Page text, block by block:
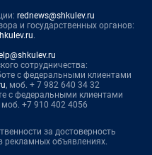
rednews@shkulev.ru
и государственных органов:
.
сотрудничества:
с федеральными клиентами
, моб. + 7 982 640 34 32
с федеральными клиентами
моб. +7 910 402 4056
за достоверность
объявлениях.